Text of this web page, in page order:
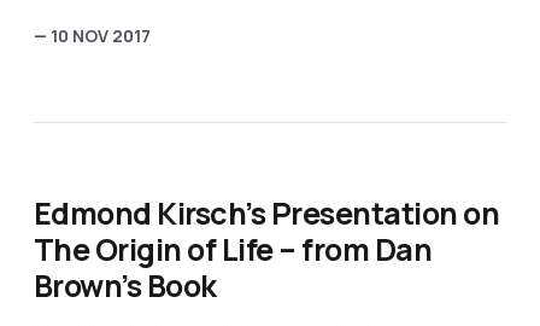
— 10 NOV 2017
Edmond Kirsch’s Presentation on
The Origin of Life – from Dan
Brown’s Book